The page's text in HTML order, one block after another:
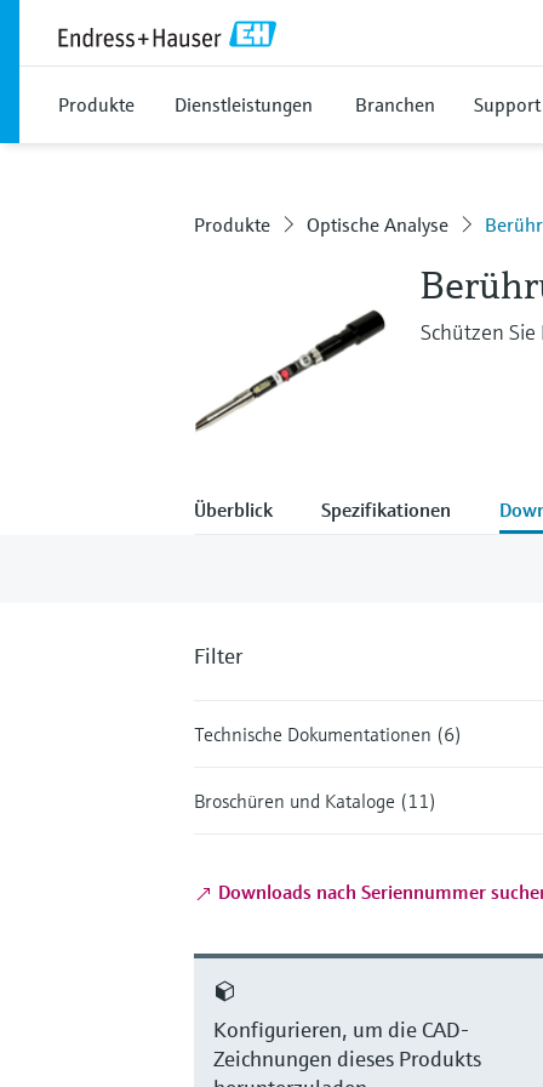
Produkte Dienstleistungen Branchen Support
Produkte Optische Analyse
Schützen
Überblick Spezifikationen
Filter
Technische Dokumentationen (6)
Broschüren und Kataloge (11)
Downloads nach Seriennummer
Konfigurieren, um die CAD-
Zeichnungen dieses Produkts